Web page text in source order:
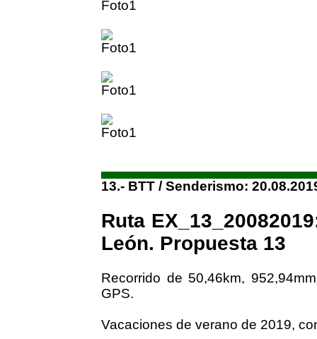
13.- BTT / Senderismo:
Ruta
León. Propuesta 13
Recorrido de 50,46km,
GPS.
Vacaciones de verano de 2019,